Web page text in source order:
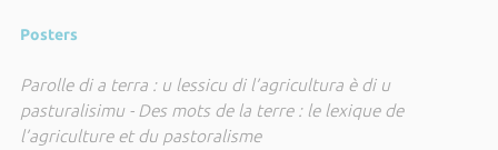
Posters
Parolle di a terra : u lessicu di l’agricultura è di u
pasturalisimu - Des mots de la terre : le lexique de
l’agriculture et du pastoralisme